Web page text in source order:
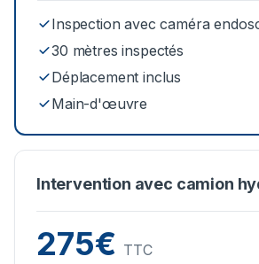
Inspection avec caméra
30 mètres inspectés
Déplacement inclus
Main-d'œuvre
Intervention avec camion
275€ TTC